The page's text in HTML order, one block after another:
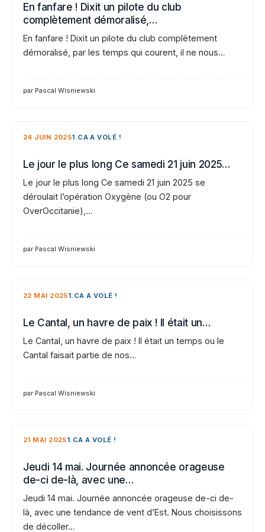
En fanfare ! Dixit un pilote du club
complètement démoralisé,…
En fanfare ! Dixit un pilote du club complètement
démoralisé, par les temps qui courent, il ne nous…
par Pascal Wisniewski
24 JUIN 20251.CA A VOLÉ !
Le jour le plus long Ce samedi 21 juin 2025…
Le jour le plus long Ce samedi 21 juin 2025 se
déroulait l’opération Oxygène (ou O2 pour
OverOccitanie),…
par Pascal Wisniewski
22 MAI 20251.CA A VOLÉ !
Le Cantal, un havre de paix ! Il était un…
Le Cantal, un havre de paix ! Il était un temps ou le
Cantal faisait partie de nos…
par Pascal Wisniewski
21 MAI 20251.CA A VOLÉ !
Jeudi 14 mai. Journée annoncée orageuse
de-ci de-là, avec une…
Jeudi 14 mai. Journée annoncée orageuse de-ci de-
là, avec une tendance de vent d’Est. Nous choisissons
de décoller…